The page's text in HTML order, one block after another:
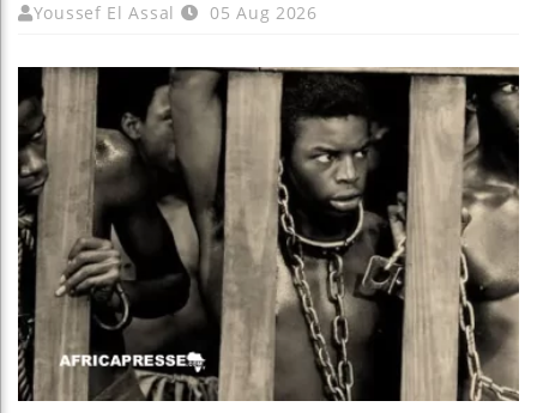
Youssef El Assal 05 Aug 2026